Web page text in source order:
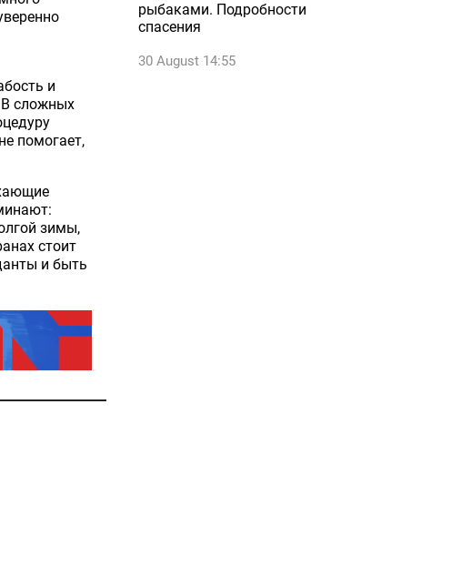
и
В сложных
помогает,
зимы,
стоит
и быть
рыбаками. Подробности
спасения
30 August 14:55